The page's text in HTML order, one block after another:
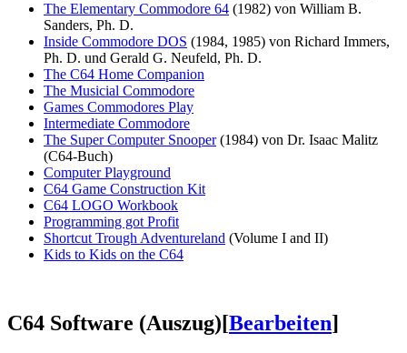
The Elementary Commodore 64 (1982) von William B.
Sanders, Ph. D.
Inside Commodore DOS (1984, 1985) von Richard Immers,
Ph. D. und Gerald G. Neufeld, Ph. D.
The C64 Home Companion
The Musicial Commodore
Games Commodores Play
Intermediate Commodore
The Super Computer Snooper(1984) von Dr. Isaac Malitz
(C64-Buch)
Computer Playground
C64 Game Construction Kit
C64 LOGO Workbook
Programming got Profit
Shortcut Trough Adventureland (Volume I and II)
Kids to Kids on the C64
C64 Software (Auszug)[Bearbeiten]